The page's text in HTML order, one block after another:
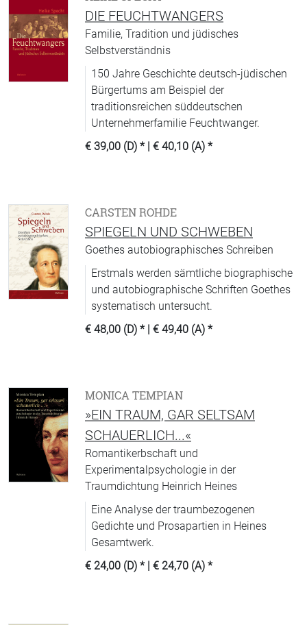
DIE FEUCHTWANGERS
Familie, Tradition und jüdisches
Selbstverständnis
150 Jahre Geschichte deutsch-jüdischen
Bürgertums am Beispiel der
traditionsreichen süddeutschen
Unternehmerfamilie Feuchtwanger.
€ 39,00 (D) * | € 40,10 (A) *
CARSTEN ROHDE
SPIEGELN UND SCHWEBEN
Goethes autobiographisches Schreiben
Erstmals werden sämtliche biographische
und autobiographische Schriften Goethes
systematisch untersucht.
€ 48,00 (D) * | € 49,40 (A) *
MONICA TEMPIAN
»EIN TRAUM, GAR SELTSAM
SCHAUERLICH...«
Romantikerbschaft und
Experimentalpsychologie in der
Traumdichtung Heinrich Heines
Eine Analyse der traumbezogenen
Gedichte und Prosapartien in Heines
Gesamtwerk.
€ 24,00 (D) * | € 24,70 (A) *